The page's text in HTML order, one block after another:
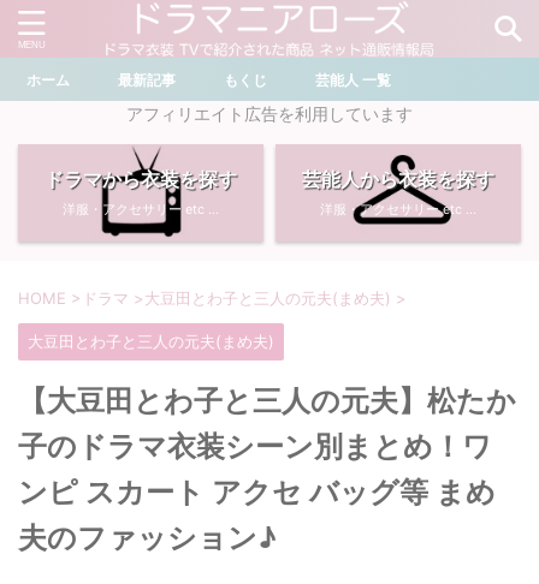
＼ ドラマ・芸能人を検索 ／
おすすめ検索ワード
川口春奈
・石原さとみ
・菜々緒
・堀田真由
・多部未華子
・広瀬すず
畑芽育
・わたしの宝物
・ ライオンの隠れ家
ホーム 最新記事 もくじ 芸能人 一覧
アフィリエイト広告を利用しています
ドラマから衣装を探す
洋服・アクセサリー etc ...
芸能人から衣装を探す
洋服・アクセサリー etc ...
HOME > ドラマ >大豆田とわ子と三人の元夫(まめ夫) >
大豆田とわ子と三人の元夫(まめ夫)
【大豆田とわ子と三人の元夫】松たか
子のドラマ衣装シーン別まとめ！ワ
ンピ スカート アクセ バッグ等 まめ
夫のファッション♪